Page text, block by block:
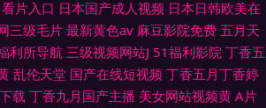
片入口 日本国产成人视频 日本日韩欧美在
三级毛片 最新黄色av 麻豆影院免费 五月天
利所导航 三级视频网站J 51福利影院 丁香五
乱伦天堂 国产在线短视频 丁香五月丁香婷
载 丁香九月国产主播 美女网站视频黄 A片